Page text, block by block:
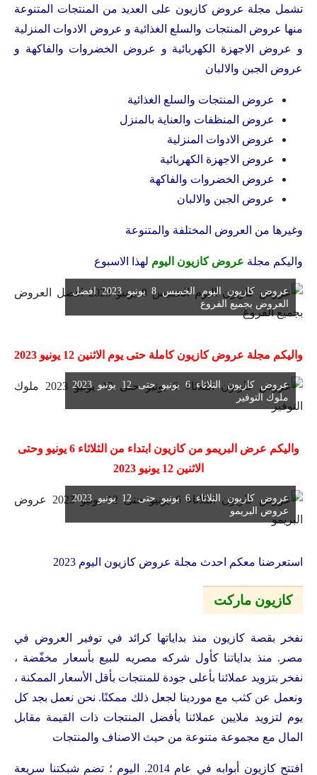
تشمل مجلة عروض كازيون على العديد من المنتجات المتنوعة
منها عروض المنتجات والسلع الغذائية و عروض الادوات المنزلية
و عروض الاجهزة الكهربائية و عروض الخضروات والفاكهة و
عروض الجبن والالبان
عروض المنتجات والسلع الغذائية
عروض المنظفات والعناية بالمنزل
عروض الادوات المنزلية
عروض الاجهزة الكهربائية
عروض الخضروات والفاكهة
عروض الجبن والالبان
وغيرها من العروض المختلفة والمتنوعة
واليكم مجلة عروض كازيون اليوم لهذا الاسبوع
عروض كازيون اليوم الخميس 8 يونيو 2023 افضل
العروض بجميع الفروع
واليكم مجلة عروض كازيون كاملة حتى يوم الاثنين 12 يونيو 2023
عروض كازيون الثلاثاء 6 يونيو حتى 12 يونيو 2023
ملوك التوفير
واليكم عرض البريمو من كازيون ابتداء من الثلاثاء 6 يونيو وحتى
الاثنين 12 يونيو 2023
عروض كازيون الثلاثاء 6 يونيو حتى 12 يونيو 2023
عروض البريمو
استعرضنا معكم احدث مجلة عروض كازيون اليوم 2023
كازيون ماركت
نفخر بقصة كازيون منذ بداياتها كرائد في توفير العروض في
مصر. منذ بداياتنا كأول شركه مصريه للبيع بأسعار مخفّضة ،
نفخر بتزويد عملائنا بأعلى جودة للمنتجات بأقل الأسعار الممكنة ،
ونعمل عن كثب مع موردينا لجعل ذلك ممكنًا. نحن نعمل بجد كل
يوم لتزويد ملايين عملائنا بأفضل المنتجات ذات القيمة مقابل
المال مع مجموعة متنوعة من حيث الاصناف والمنتجات
افتتح كازيون أبوابه في عام 2014. اليوم ؛ تضم شبكتنا سريعة